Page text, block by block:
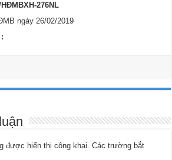
276NL
ngày 26/02/2019
được hiển thị công khai. Các trường bắt